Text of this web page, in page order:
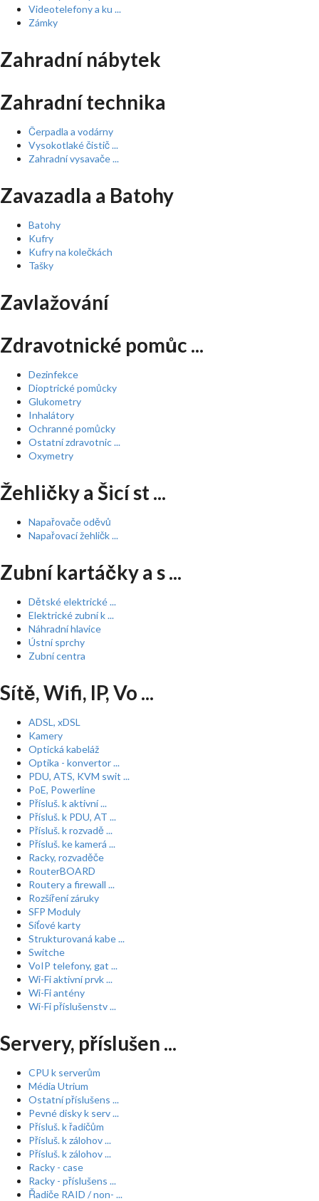
Videotelefony a ku ...
Zámky
Zahradní nábytek
Zahradní technika
Čerpadla a vodárny
Vysokotlaké čistič ...
Zahradní vysavače ...
Zavazadla a Batohy
Batohy
Kufry
Kufry na kolečkách
Tašky
Zavlažování
Zdravotnické pomůc ...
Dezinfekce
Dioptrické pomůcky
Glukometry
Inhalátory
Ochranné pomůcky
Ostatní zdravotnic ...
Oxymetry
Žehličky a Šicí st ...
Napařovače oděvů
Napařovací žehličk ...
Zubní kartáčky a s ...
Dětské elektrické ...
Elektrické zubní k ...
Náhradní hlavice
Ústní sprchy
Zubní centra
Sítě, Wifi, IP, Vo ...
ADSL, xDSL
Kamery
Optická kabeláž
Optika - konvertor ...
PDU, ATS, KVM swit ...
PoE, Powerline
Přísluš. k aktivní ...
Přísluš. k PDU, AT ...
Přísluš. k rozvadě ...
Přísluš. ke kamerá ...
Racky, rozvaděče
RouterBOARD
Routery a firewall ...
Rozšíření záruky
SFP Moduly
Síťové karty
Strukturovaná kabe ...
Switche
VoIP telefony, gat ...
Wi-Fi aktivní prvk ...
Wi-Fi antény
Wi-Fi příslušenstv ...
Servery, příslušen ...
CPU k serverům
Média Utrium
Ostatní příslušens ...
Pevné disky k serv ...
Přísluš. k řadičům
Přísluš. k zálohov ...
Přísluš. k zálohov ...
Racky - case
Racky - příslušens ...
Řadiče RAID / non- ...